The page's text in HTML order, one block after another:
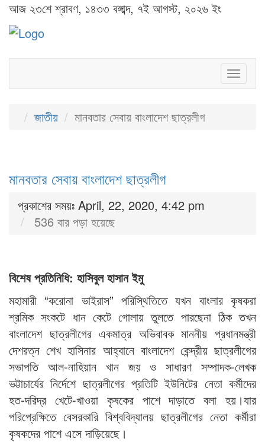
আজ ২৩শে শ্রাবণ, ১৪৩৩ বঙ্গাব্দ, ৭ই আগস্ট, ২০২৬ ইং
জাতীয়
মানবতার সেবায় বাংলাদেশ ছাত্রলীগ
মানবতার সেবায় বাংলাদেশ ছাত্রলীগ
প্রকাশের সময়ঃ April, 22, 2020, 4:42 pm
536 বার পড়া হয়েছে
বিশেষ প্রতিনিধি: হাসিবুল হাসান ইমু
মহামারী “করোনা ভাইরাস” পরিস্থিতিতে যখন বাংলার কৃষকরা
শ্রমিক সংকটে ধান কেটে গোলায় তুলতে পারছেনা ঠিক তখন
বাংলাদেশ ছাত্রলীগের একমাত্র অভিবাবক মাননীয় প্রধানমন্ত্রী
দেশরত্ন শেখ হাসিনার আহ্বানে বাংলাদেশ কেন্দ্রীয় ছাত্রলীগের
সভাপতি আল-নাহিয়ান খান জয় ও সাধারণ সম্পাদক-লেখক
ভট্টাচার্যের নির্দেশে ছাত্রলীগের প্রতিটি ইউনিটের নেতা কর্মীদের
হত-দরিদ্র খেটে-খাওয়া কৃষকের পাশে দাড়াতে বলা হয়।যার
পরিপ্রেক্ষিতে বেসরকারি বিশ্ববিদ্যালয় ছাত্রলীগের নেতা কর্মীরা
কৃষকদের পাশে এসে দাড়িয়েছে।